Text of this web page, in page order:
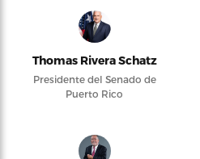
Thomas Rivera Schatz
Presidente del Senado de
Puerto Rico